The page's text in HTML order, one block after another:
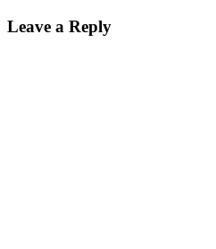
Leave a Reply